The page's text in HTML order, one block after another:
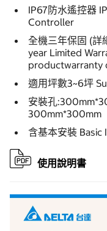
IP67防水遙控器
Controller
全機三年保固 (詳
year Limited
productwarranty
適用坪數3~6坪
安裝孔
300mm*300mm
含基本安裝
使用說明書